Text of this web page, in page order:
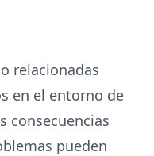
relacionadas
en el entorno de
consecuencias
pueden